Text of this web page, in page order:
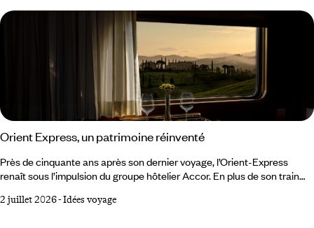
mouvement s’est inversé et il apparaît aujourd’hui comme le moyen de
transport le plus adapté aux enjeux de mobilité actuels et futurs.
Orient Express, un patrimoine réinventé
Près de cinquante ans après son dernier voyage, l’Orient-Express
renaît sous l’impulsion du groupe hôtelier Accor. En plus de son train
désormais aux hôtels et à la mer, avec une même ambition : faire du
2 juillet 2026-Idées voyage